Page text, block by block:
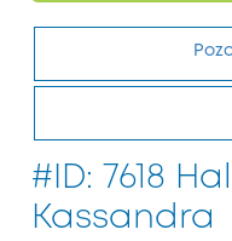
#ID: 7618
Kassandra